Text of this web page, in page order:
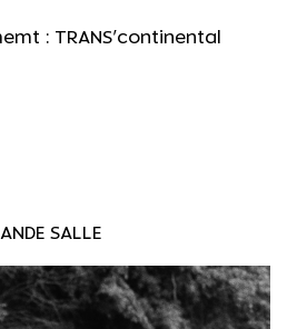
: TRANS'continental
SALLE